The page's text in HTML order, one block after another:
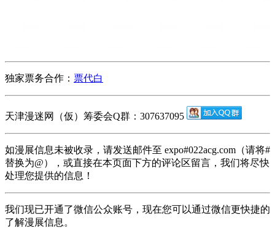
独家票务合作： 票代白
天津漫迷网（仮）筹委会Q群：307637095
如漫展信息未被收录，请发送邮件至 expo#022acg.com（请将#
替换为@），或直接在本页面下方的评论区留言，我们将尽快
处理您提供的信息！
我们现已开通了微信公众账号，现在您可以通过微信更快捷的
了解漫展信息。